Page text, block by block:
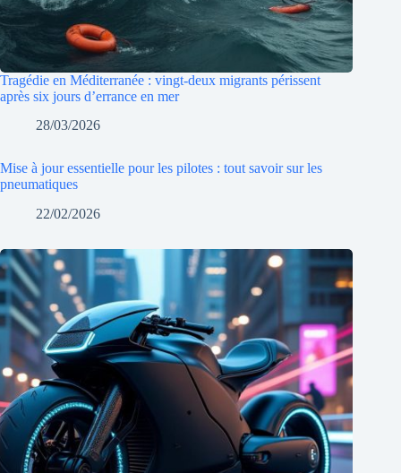
Tragédie en Méditerranée : vingt-deux migrants périssent
après six jours d’errance en mer
28/03/2026
Mise à jour essentielle pour les pilotes : tout savoir sur les
pneumatiques
22/02/2026